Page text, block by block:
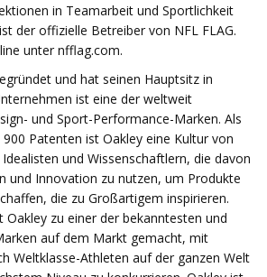
in Teamarbeit und Sportlichkeit
der offizielle Betreiber von NFL FLAG.
unter nfflag.com.
und hat seinen Hauptsitz in
ist eine der weltweit
und Sport-Performance-Marken. Als
Patenten ist Oakley eine Kultur von
und Wissenschaftlern, die davon
und Innovation zu nutzen, um Produkte
die zu Großartigem inspirieren.
Oakley zu einer der bekanntesten und
auf dem Markt gemacht, mit
Weltklasse-Athleten auf der ganzen Welt